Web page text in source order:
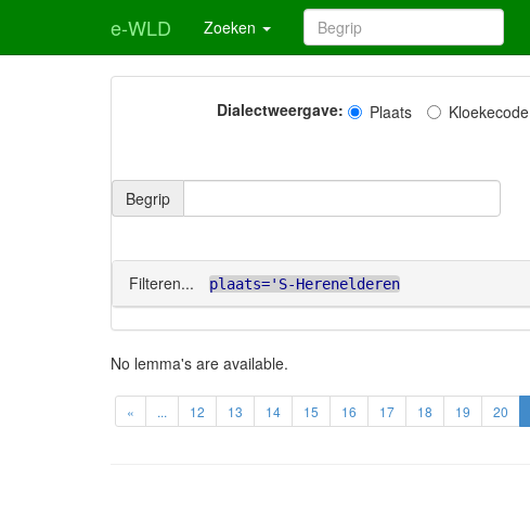
e-WLD Zoeken
Dialectweergave: Plaats Kloekecode
Begrip
Filteren... plaats='S-Herenelderen
No lemma's are available.
« ... 12 13 14 15 16 17 18 19 20